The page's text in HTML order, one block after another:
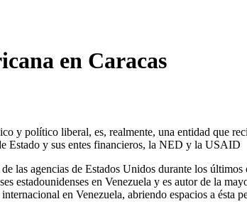
en Caracas
y político liberal, es, realmente, una entidad que
Estado y sus entes financieros, la NED y la USAID
las agencias de Estados Unidos durante los
estadounidenses en Venezuela y es autor de la
en Venezuela, abriendo espacios a ésta